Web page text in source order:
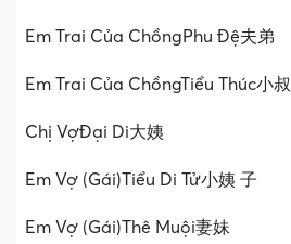
Em Trai Của ChồngPhu Đệ夫弟
Em Trai Của ChồngTiểu Thúc小叔
Chị VợĐại Di大姨
Em Vợ (Gái)Tiểu Di Tử小姨 子
Em Vợ (Gái)Thê Muội妻妹